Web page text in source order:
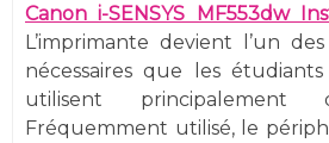
Canon i-SENSYS MF553dw
L’imprimante devient l’un
nécessaires que les
utilisent
Fréquemment utilisé, le